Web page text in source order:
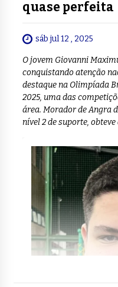
quase perfeita
sáb jul 12 , 2025
O jovem Giovanni
conquistando atenção
destaque na Olimpíada
2025, uma das
área. Morador de Angra
nível 2 de suporte,